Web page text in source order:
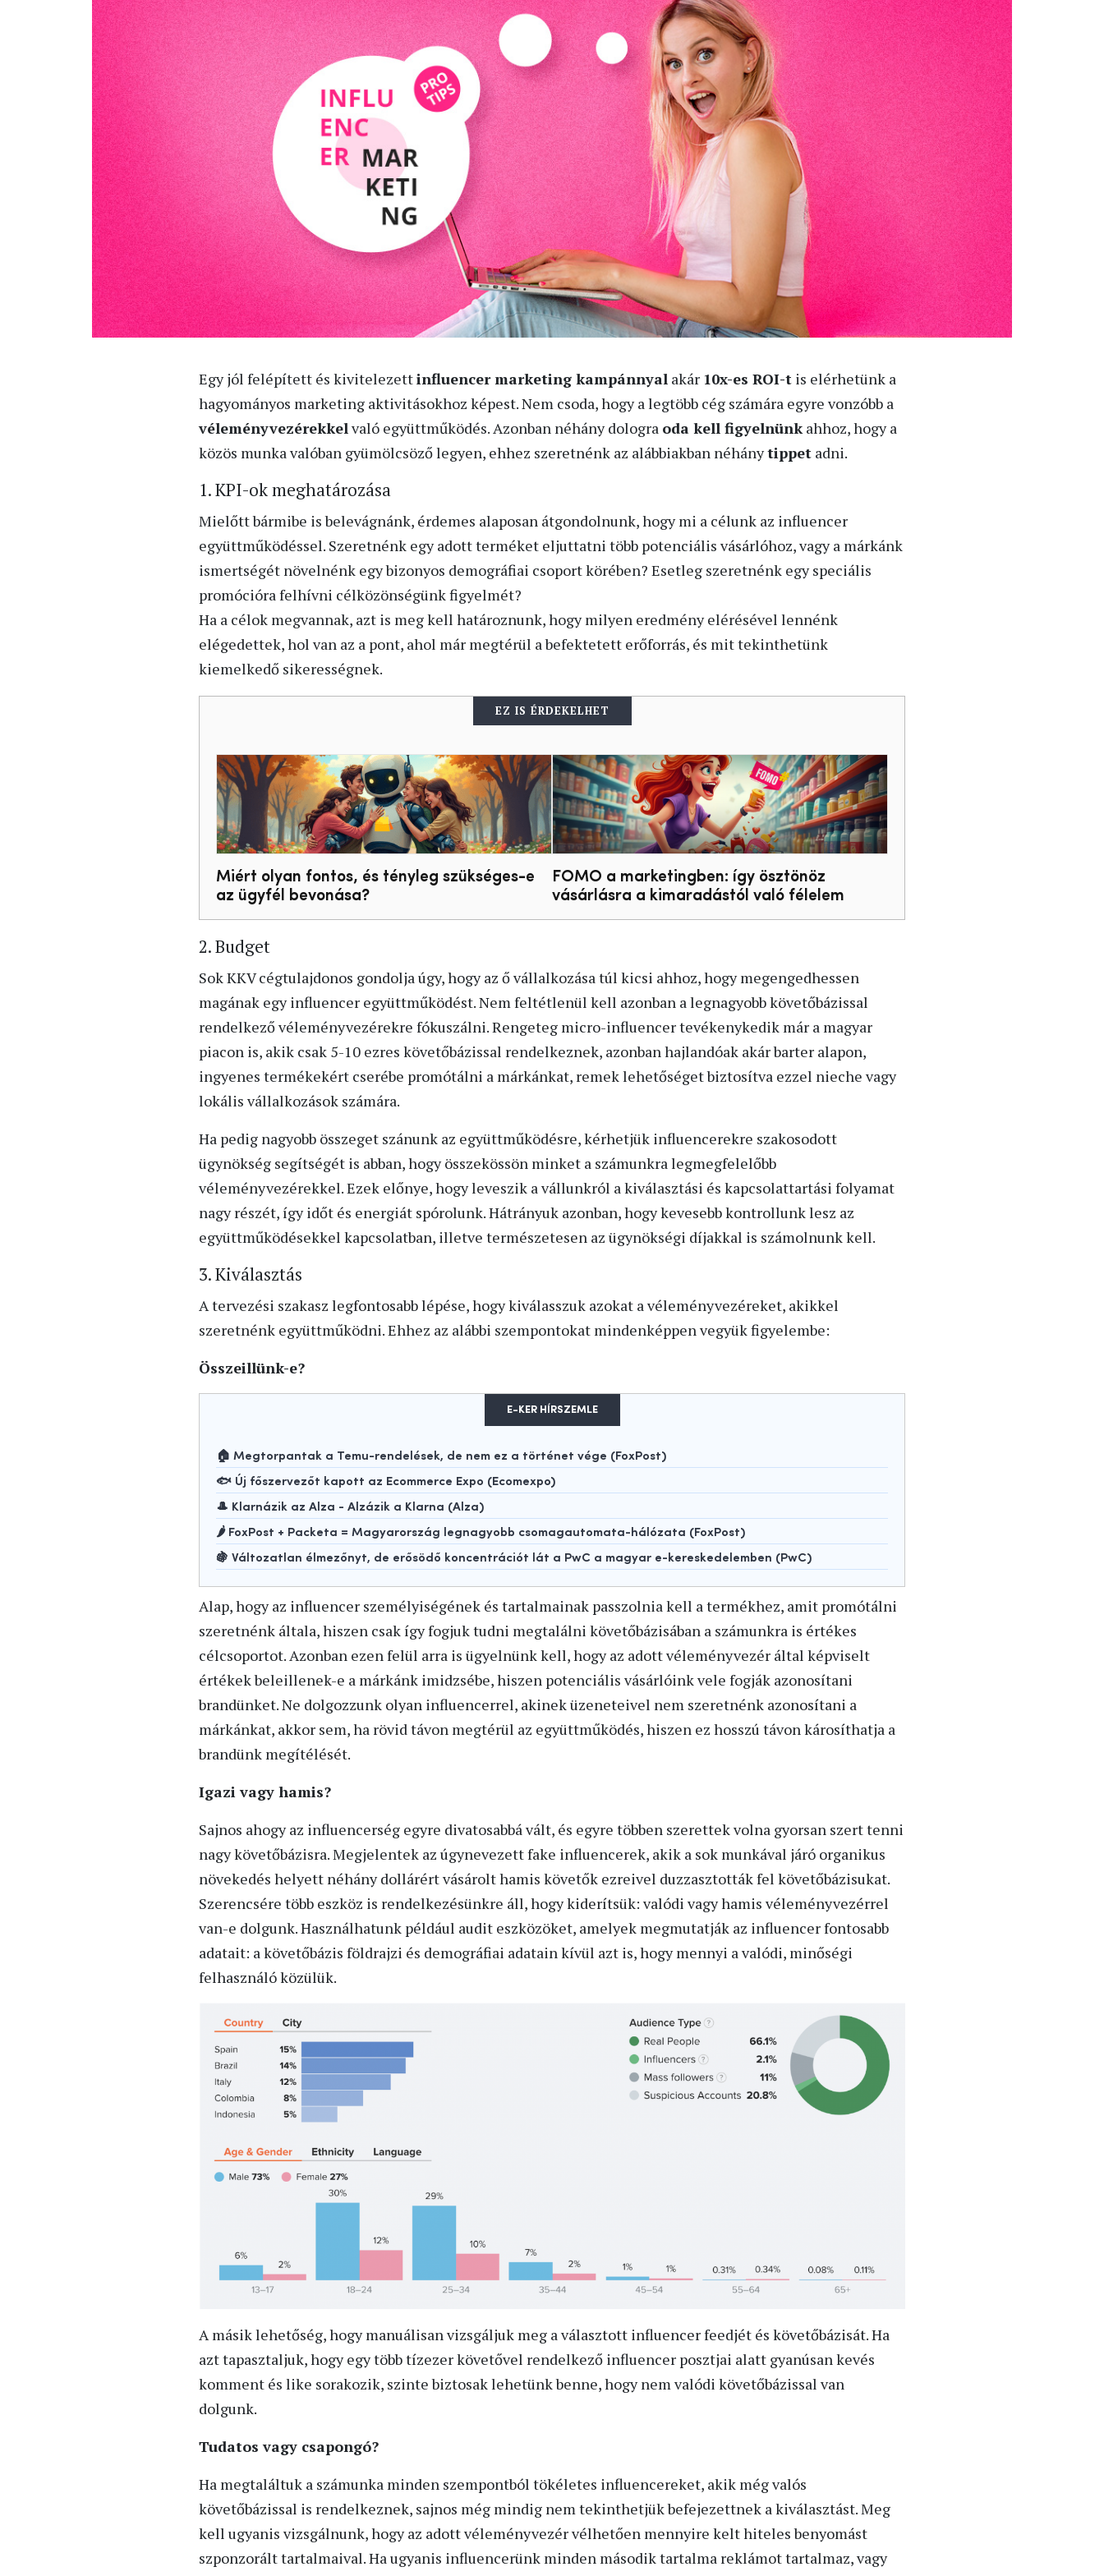
Egy jól felépített és kivitelezettinfluencer marketing kampánnyal akár 10x-es ROI-t is elérhetünk a
hagyományos marketing aktivitásokhoz képest. Nem csoda, hogy a legtöbb cég számára egyre vonzóbb a
véleményvezérekkelvaló együttműködés. Azonban néhány dologra oda kell figyelnünkahhoz, hogy a
közös munka valóban gyümölcsöző legyen, ehhez szeretnénk az alábbiakban néhánytippet adni.
1. KPI-ok meghatározása
Mielőtt bármibe is belevágnánk, érdemes alaposan átgondolnunk, hogy mi a célunk az influencer
együttműködéssel. Szeretnénk egy adott terméket eljuttatni több potenciális vásárlóhoz, vagy a márkánk
ismertségét növelnénk egy bizonyos demográfiai csoport körében? Esetleg szeretnénk egy speciális
promócióra felhívni célközönségünk figyelmét?
Ha a célok megvannak, azt is meg kell határoznunk, hogy milyen eredmény elérésével lennénk
elégedettek, hol van az a pont, ahol már megtérül a befektetett erőforrás, és mit tekinthetünk
kiemelkedő sikerességnek.
EZ IS ÉRDEKELHET
Miért olyan fontos, és tényleg szükséges-e
az ügyfél bevonása?
FOMO a marketingben: így ösztönöz
vásárlásra a kimaradástól való félelem
2. Budget
Sok KKV cégtulajdonos gondolja úgy, hogy az ő vállalkozása túl kicsi ahhoz, hogy megengedhessen
magának egy influencer együttműködést. Nem feltétlenül kell azonban a legnagyobb követőbázissal
rendelkező véleményvezérekre fókuszálni. Rengeteg micro-influencer tevékenykedik már a magyar
piacon is, akik csak 5-10 ezres követőbázissal rendelkeznek, azonban hajlandóak akár barter alapon,
ingyenes termékekért cserébe promótálni a márkánkat, remek lehetőséget biztosítva ezzel nieche vagy
lokális vállalkozások számára.
Ha pedig nagyobb összeget szánunk az együttműködésre, kérhetjük influencerekre szakosodott
ügynökség segítségét is abban, hogy összekössön minket a számunkra legmegfelelőbb
véleményvezérekkel. Ezek előnye, hogy leveszik a vállunkról a kiválasztási és kapcsolattartási folyamat
nagy részét, így időt és energiát spórolunk. Hátrányuk azonban, hogy kevesebb kontrollunk lesz az
együttműködésekkel kapcsolatban, illetve természetesen az ügynökségi díjakkal is számolnunk kell.
3. Kiválasztás
A tervezési szakasz legfontosabb lépése, hogy kiválasszuk azokat a véleményvezéreket, akikkel
szeretnénk együttműködni. Ehhez az alábbi szempontokat mindenképpen vegyük figyelembe:
Összeillünk-e?
E-KER HÍRSZEMLE
🏠 Megtorpantak a Temu-rendelések, de nem ez a történet vége (FoxPost)
🐟 Új főszervezőt kapott az Ecommerce Expo (Ecomexpo)
🎩 Klarnázik az Alza - Alzázik a Klarna (Alza)
🌶️ FoxPost + Packeta = Magyarország legnagyobb csomagautomata-hálózata (FoxPost)
🍇 Változatlan élmezőnyt, de erősödő koncentrációt lát a PwC a magyar e-kereskedelemben (PwC)
Alap, hogy az influencer személyiségének és tartalmainak passzolnia kell a termékhez, amit promótálni
szeretnénk általa, hiszen csak így fogjuk tudni megtalálni követőbázisában a számunkra is értékes
célcsoportot. Azonban ezen felül arra is ügyelnünk kell, hogy az adott véleményvezér által képviselt
értékek beleillenek-e a márkánk imidzsébe, hiszen potenciális vásárlóink vele fogják azonosítani
brandünket. Ne dolgozzunk olyan influencerrel, akinek üzeneteivel nem szeretnénk azonosítani a
márkánkat, akkor sem, ha rövid távon megtérül az együttműködés, hiszen ez hosszú távon károsíthatja a
brandünk megítélését.
Igazi vagy hamis?
Sajnos ahogy az influencerség egyre divatosabbá vált, és egyre többen szerettek volna gyorsan szert tenni
nagy követőbázisra. Megjelentek az úgynevezett fake influencerek, akik a sok munkával járó organikus
növekedés helyett néhány dollárért vásárolt hamis követők ezreivel duzzasztották fel követőbázisukat.
Szerencsére több eszköz is rendelkezésünkre áll, hogy kiderítsük: valódi vagy hamis véleményvezérrel
van-e dolgunk. Használhatunk például audit eszközöket, amelyek megmutatják az influencer fontosabb
adatait: a követőbázis földrajzi és demográfiai adatain kívül azt is, hogy mennyi a valódi, minőségi
felhasználó közülük.
A másik lehetőség, hogy manuálisan vizsgáljuk meg a választott influencer feedjét és követőbázisát. Ha
azt tapasztaljuk, hogy egy több tízezer követővel rendelkező influencer posztjai alatt gyanúsan kevés
komment és like sorakozik, szinte biztosak lehetünk benne, hogy nem valódi követőbázissal van
dolgunk.
Tudatos vagy csapongó?
Ha megtaláltuk a számunka minden szempontból tökéletes influencereket, akik még valós
követőbázissal is rendelkeznek, sajnos még mindig nem tekinthetjük befejezettnek a kiválasztást. Meg
kell ugyanis vizsgálnunk, hogy az adott véleményvezér vélhetően mennyire kelt hiteles benyomást
szponzorált tartalmaival. Ha ugyanis influencerünk minden második tartalma reklámot tartalmaz, vagy